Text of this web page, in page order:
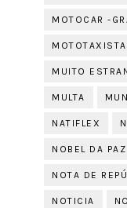
MOTOCAR -
MUITO
MULTA
NATIFLEX
NOBEL DA PAZ
NOTA DE
NOTICIA